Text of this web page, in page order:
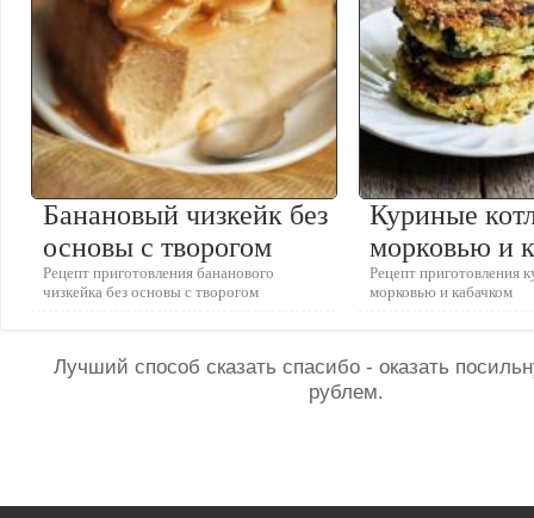
Банановый чизкейк без
основы с творогом
Рецепт приготовления бананового
чизкейка без основы с творогом
Куриные
морковью и
Рецепт приготовления
морковью и кабачком
Лучший способ сказать спасибо - оказать
рублем.